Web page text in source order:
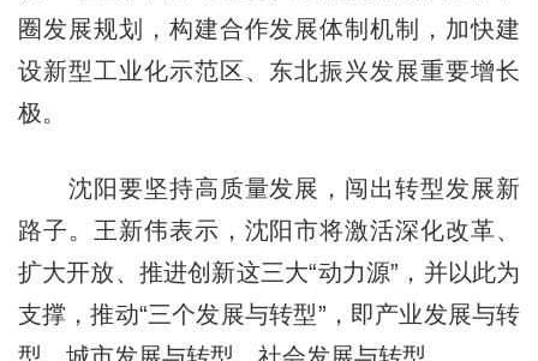
圈发展规划，构建合作发展体制机制，加快建
设新型工业化示范区、东北振兴发展重要增长
极。
沈阳要坚持高质量发展，闯出转型发展新
路子。王新伟表示，沈阳市将激活深化改革、
扩大开放、推进创新这三大“动力源”，并以此为
支撑，推动“三个发展与转型”，即产业发展与转
型、城市发展与转型、社会发展与转型。